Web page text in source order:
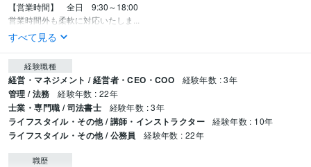
【営業時間】　全日　9:30～18:00
営業時間外も柔軟に対応いたしま...
すべて見る
経験職種
経営・マネジメント / 経営者・CEO・COO 経験年数 : 3年
管理 / 法務 経験年数 : 22年
士業・専門職 / 司法書士 経験年数 : 3年
ライフスタイル・その他 / 講師・インストラクター 経験年数 : 10年
ライフスタイル・その他 / 公務員 経験年数 : 22年
職歴